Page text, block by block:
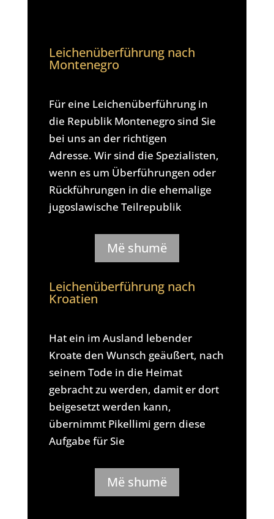
Leichenüberführung nach
Montenegro
Für eine Leichenüberführung in
die Republik Montenegro sind Sie
bei uns an der richtigen
Adresse. Wir sind die Spezialisten,
wenn es um Überführungen oder
Rückführungen in die ehemalige
jugoslawische Teilrepublik
Më shumë
Leichenüberführung nach
Kroatien
Hat ein im Ausland lebender
Kroate den Wunsch geäußert, nach
seinem Tode in die Heimat
gebracht zu werden, damit er dort
beigesetzt werden kann,
übernimmt Pikellimi gern diese
Aufgabe für Sie
Më shumë